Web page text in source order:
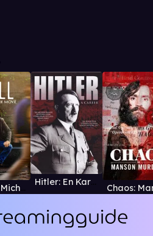
STILL: A Michael J. Fox Movie
Hitler: En Karriere